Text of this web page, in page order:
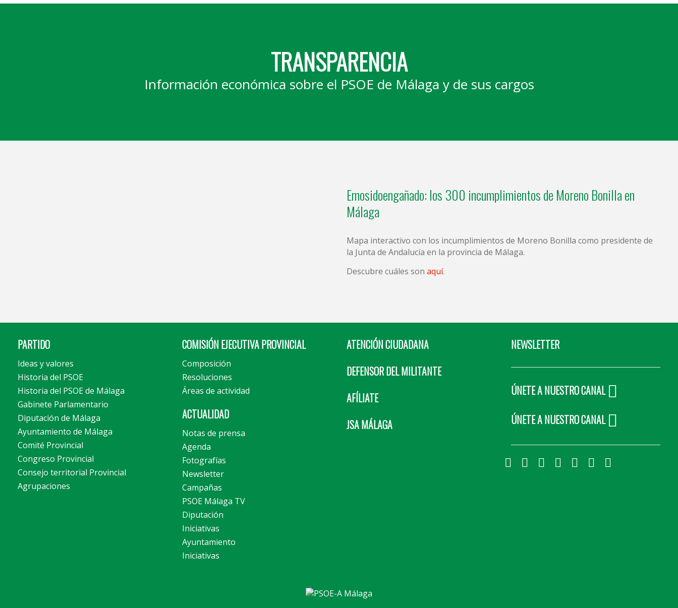
TRANSPARENCIA
Información económica sobre el PSOE de Málaga y de sus cargos
Emosidoengañado: los 300 incumplimientos de Moreno Bonilla en
Málaga
Mapa interactivo con los incumplimientos de Moreno Bonilla como presidente de
la Junta de Andalucía en la provincia de Málaga.
Descubre cuáles son aquí.
PARTIDO
Ideas y valores
Historia del PSOE
Historia del PSOE de Málaga
Gabinete Parlamentario
Diputación de Málaga
Ayuntamiento de Málaga
Comité Provincial
Congreso Provincial
Consejo territorial Provincial
Agrupaciones
COMISIÓN EJECUTIVA PROVINCIAL
Composición
Resoluciones
Áreas de actividad
ACTUALIDAD
Notas de prensa
Agenda
Fotografías
Newsletter
Campañas
PSOE Málaga TV
Diputación
Iniciativas
Ayuntamiento
Iniciativas
ATENCIÓN CIUDADANA
DEFENSOR DEL MILITANTE
AFÍLIATE
JSA MÁLAGA
NEWSLETTER
ÚNETE A NUESTRO CANAL
ÚNETE A NUESTRO CANAL